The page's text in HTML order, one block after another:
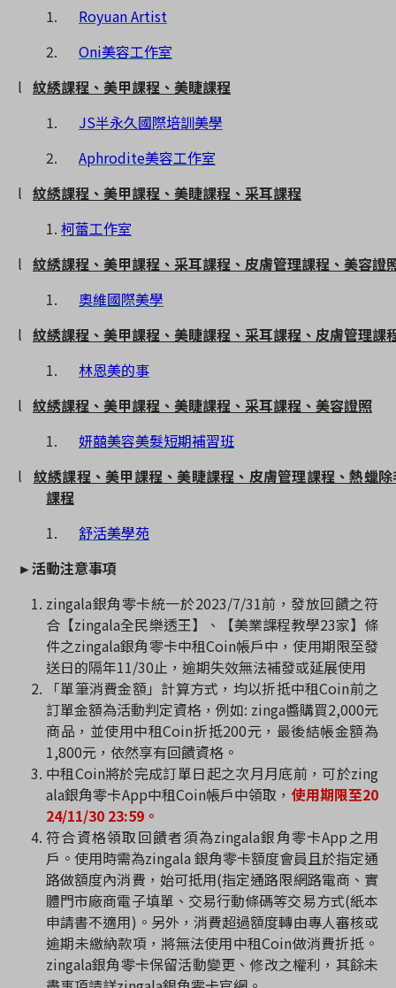
1.
Royuan Artist
2.
Oni美容工作室
l 紋綉課程、美甲課程、美睫課程
1.
JS半永久國際培訓美學
2.
Aphrodite美容工作室
l 紋綉課程、美甲課程、美睫課程、采耳課程
1. 柯蕾工作室
l 紋綉課程、美甲課程、采耳課程、皮膚管理課程、美容證
1.
奧維國際美學
l 紋綉課程、美甲課程、美睫課程、采耳課程、皮膚管理課
1.
林恩美的事
l 紋綉課程、美甲課程、美睫課程、采耳課程、美容證照
1.
妍囍美容美髮短期補習班
l 紋綉課程、美甲課程、美睫課程、皮膚管理課程、熱蠟除
課程
1.
舒活美學苑
►活動注意事項
zingala銀角零卡統一於2023/7/31前，發放回饋之符
合【zingala全民樂透王】、【美業課程教學23家】條
件之zingala銀角零卡中租Coin帳戶中，使用期限至發
送日的隔年11/30止，逾期失效無法補發或延展使用
「單筆消費金額」計算方式，均以折抵中租Coin前之
訂單金額為活動判定資格，例如: zinga醬購買2,000元
商品，並使用中租Coin折抵200元，最後結帳金額為
1,800元，依然享有回饋資格。
中租Coin將於完成訂單日起之次月月底前，可於zing
ala銀角零卡App中租Coin帳戶中領取， 使用期限至20
24/11/30 23:59 。
符合資格領取回饋者須為zingala銀角零卡App之用
戶。使用時需為zingala 銀角零卡額度會員且於指定通
路做額度內消費，始可抵用(指定通路限網路電商、實
體門市廠商電子填單、交易行動條碼等交易方式(紙本
申請書不適用) 。另外，消費超過額度轉由專人審核或
逾期未繳納款項，將無法使用中租Coin做消費折抵。
zingala銀角零卡保留活動變更、修改之權利，其餘未